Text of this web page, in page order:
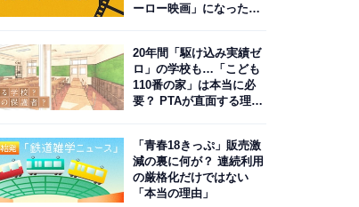
ーロー映画」になった理
20年間「駆け込み実績ゼ
ロ」の学校も…「こども
110番の家」は本当に必
要？ PTAが直面する理想
「青春18きっぷ」販売激
減の裏に何が？ 連続利用
の厳格化だけではない
「本当の理由」